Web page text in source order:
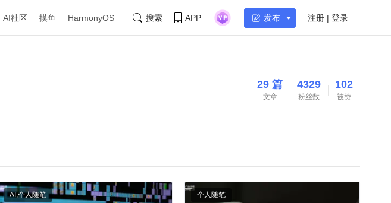
AI社区 摸鱼 HarmonyOS 搜索 APP 发布 注册 | 登录
29 篇
文章
4329
粉丝数
102
被赞
AI,个人随笔 个人随笔